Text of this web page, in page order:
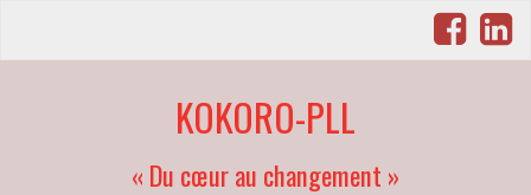
KOKORO-PLL
« Du cœur au changement »